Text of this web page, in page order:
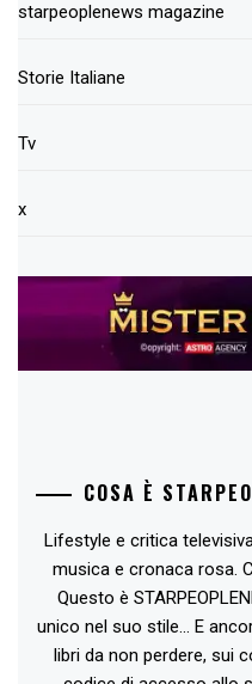
starpeoplenews magazine
Storie Italiane
Tv
x
COSA È
Lifestyle e critica
musica e cronaca rosa.
Questo è
unico nel suo stile... E
libri da non perdere, sui